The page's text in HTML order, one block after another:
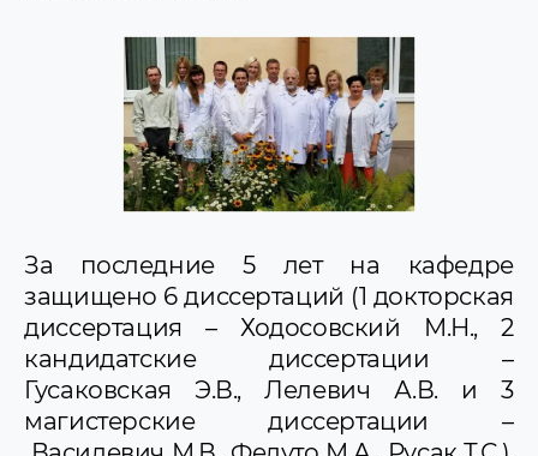
За последние 5 лет на кафедре
защищено 6 диссертаций (1 докторская
диссертация – Ходосовский М.Н., 2
кандидатские диссертации –
Гусаковская Э.В., Лелевич А.В. и 3
магистерские диссертации –